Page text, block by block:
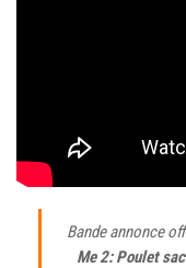
Bande annonce
Me 2: Poulet